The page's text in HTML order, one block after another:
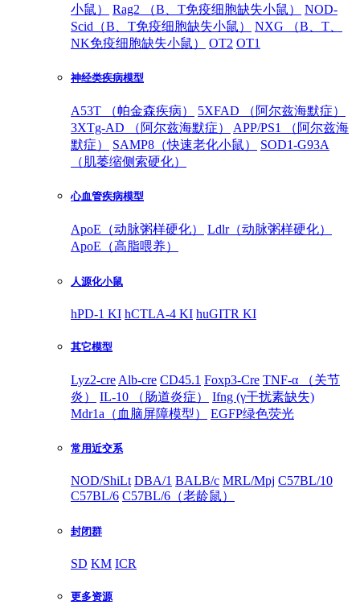
小鼠）
Rag2 （B、T免疫细胞缺失小鼠）
NOD-
Scid（B、T免疫细胞缺失小鼠）
NXG （B、T、
NK免疫细胞缺失小鼠）
OT2 OT1
神经类疾病模型
A53T （帕金森疾病）
5XFAD （阿尔兹海默症）
3XTg-AD （阿尔兹海默症）
APP/PS1 （阿尔兹海
默症）
SAMP8（快速老化小鼠）
SOD1-G93A
（肌萎缩侧索硬化）
心血管疾病模型
ApoE（动脉粥样硬化）
Ldlr（动脉粥样硬化）
ApoE（高脂喂养）
人源化小鼠
hPD-1 KI hCTLA-4 KI huGITR KI
其它模型
Lyz2-cre Alb-cre CD45.1 Foxp3-Cre TNF-α （关节
炎）
IL-10 （肠道炎症）
Ifng (γ干扰素缺失)
Mdr1a（血脑屏障模型）
EGFP绿色荧光
常用近交系
NOD/ShiLt DBA/1 BALB/c MRL/Mpj C57BL/10
C57BL/6 C57BL/6（老龄鼠）
封闭群
SD KM ICR
更多资源